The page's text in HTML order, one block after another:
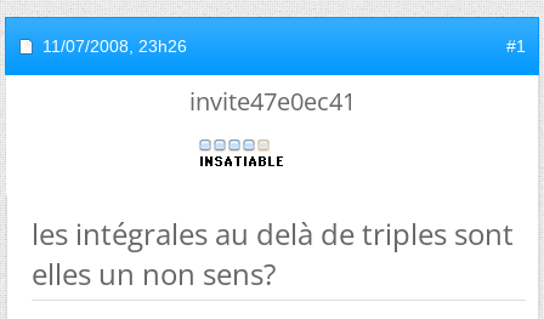
11/07/2008, 23h26 #1
invite47e0ec41
les intégrales au delà de triples sont
elles un non sens?